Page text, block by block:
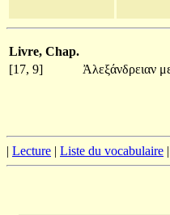
Livre, Chap.
[17, 9]
Ἀλεξάνδρειαν
| Lecture | Liste du vocabulaire |